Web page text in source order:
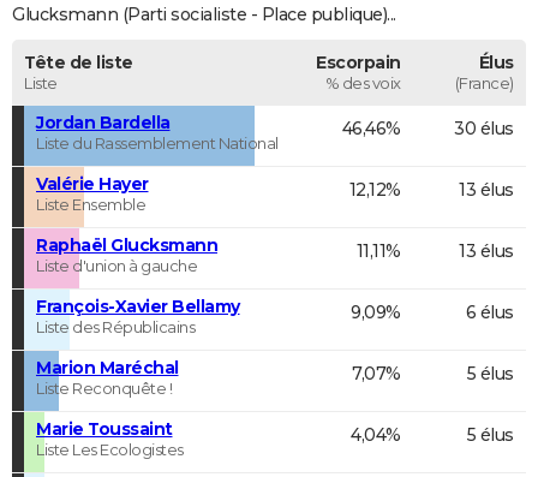
Glucksmann (Parti socialiste - Place publique)...
Tête de liste
Liste
Escorpain
% des voix
Élus
(France)
Jordan Bardella
Liste du Rassemblement National
46,46% 30 élus
Valérie Hayer
Liste Ensemble
12,12% 13 élus
Raphaël Glucksmann
Liste d'union à gauche
11,11% 13 élus
François-Xavier Bellamy
Liste des Républicains
9,09% 6 élus
Marion Maréchal
Liste Reconquête !
7,07% 5 élus
Marie Toussaint
Liste Les Ecologistes
4,04% 5 élus